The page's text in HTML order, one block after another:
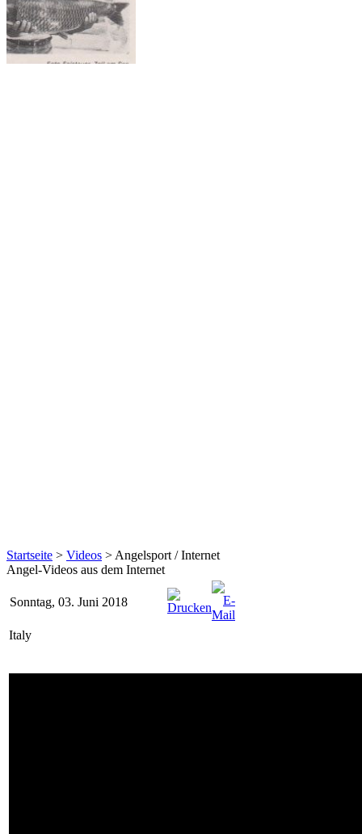
Startseite > Videos > Angelsport / Internet
Angel-Videos aus dem Internet
Sonntag, 03. Juni 2018
Italy